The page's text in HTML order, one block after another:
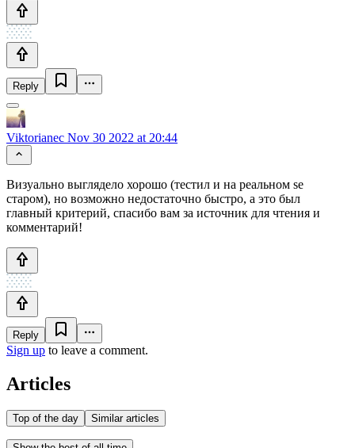
Reply
Viktorianec Nov 30 2022 at 20:44
Визуально выглядело хорошо (тестил и на реальном se
старом), но возможно недостаточно быстро, а это был
главный критерий, спасибо вам за источник для чтения и
комментарий!
Reply
Sign up to leave a comment.
Articles
Top of the day Similar articles